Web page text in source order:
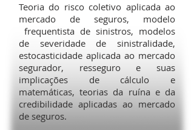
Teoria do risco coletivo aplicada ao
mercado de seguros, modelo
frequentista de sinistros, modelos
de severidade de sinistralidade,
estocasticidade aplicada ao mercado
segurador, resseguro e suas
implicações de cálculo e
matemáticas, teorias da ruína e da
credibilidade aplicadas ao mercado
de seguros.